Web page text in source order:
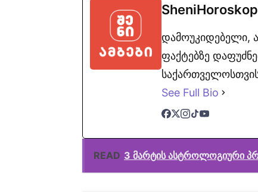
დამოუკიდებელი,
ფაქტებზე
See Full Bio
READ 3 მარტის ასტროლოგიური